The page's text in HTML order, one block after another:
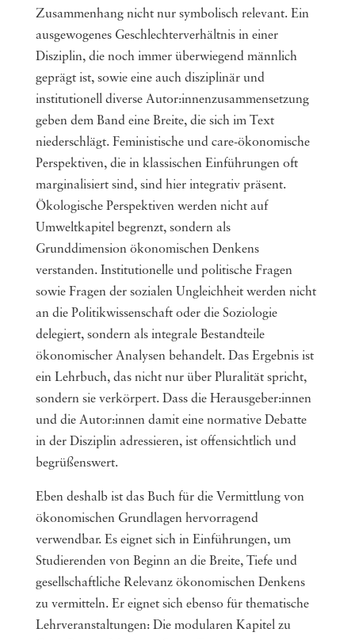
Zusammenhang nicht nur symbolisch relevant. Ein
ausgewogenes Geschlechterverhältnis in einer
Disziplin, die noch immer überwiegend männlich
geprägt ist, sowie eine auch disziplinär und
institutionell diverse Autor:innenzusammensetzung
geben dem Band eine Breite, die sich im Text
niederschlägt. Feministische und care-ökonomische
Perspektiven, die in klassischen Einführungen oft
marginalisiert sind, sind hier integrativ präsent.
Ökologische Perspektiven werden nicht auf
Umweltkapitel begrenzt, sondern als
Grunddimension ökonomischen Denkens
verstanden. Institutionelle und politische Fragen
sowie Fragen der sozialen Ungleichheit werden nicht
an die Politikwissenschaft oder die Soziologie
delegiert, sondern als integrale Bestandteile
ökonomischer Analysen behandelt. Das Ergebnis ist
ein Lehrbuch, das nicht nur über Pluralität spricht,
sondern sie verkörpert. Dass die Herausgeber:innen
und die Autor:innen damit eine normative Debatte
in der Disziplin adressieren, ist offensichtlich und
begrüßenswert.
Eben deshalb ist das Buch für die Vermittlung von
ökonomischen Grundlagen hervorragend
verwendbar. Es eignet sich in Einführungen, um
Studierenden von Beginn an die Breite, Tiefe und
gesellschaftliche Relevanz ökonomischen Denkens
zu vermitteln. Er eignet sich ebenso für thematische
Lehrveranstaltungen: Die modularen Kapitel zu